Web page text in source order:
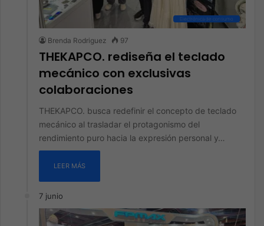
Electrónica de consumo
Brenda Rodriguez 97
THEKAPCO. rediseña el teclado
mecánico con exclusivas
colaboraciones
THEKAPCO. busca redefinir el concepto de teclado
mecánico al trasladar el protagonismo del
rendimiento puro hacia la expresión personal y…
LEER MÁS
7 junio